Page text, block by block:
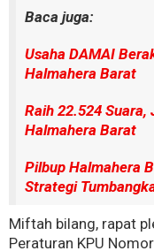
Baca juga:
Usaha DAMAI
Halmahera Barat
Raih 22.524 Suara,
Halmahera Barat
Pilbup Halmahera
Strategi
Miftah bilang, rapat
Peraturan KPU